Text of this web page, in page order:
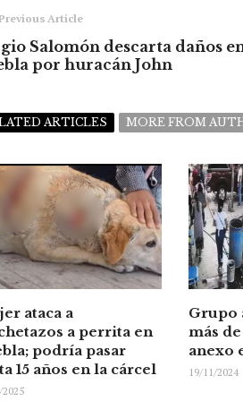
Article
Salomón descarta daños
por huracán John
ARTICLES MORE FROM
ataca a
a perrita en
podría pasar
15 años en la cárcel
Grupo
más
anexo
19/11/2024